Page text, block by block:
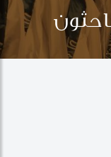
Ali bin
Al Marri